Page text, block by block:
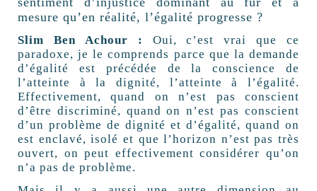
mesure qu’en réalité, l’égalité progresse ?
Slim Ben Achour :
Oui, c’est vrai que ce
paradoxe, je le comprends parce que la demande
d’égalité est précédée de la conscience de
l’atteinte à la dignité, l’atteinte à l’égalité.
Effectivement, quand on n’est pas conscient
d’être discriminé, quand on n’est pas conscient
d’un problème de dignité et d’égalité, quand on
est enclavé, isolé et que l’horizon n’est pas très
ouvert, on peut effectivement considérer qu’on
n’a pas de problème.